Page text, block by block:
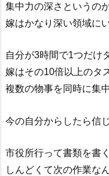
集中力の深さというの
嫁はかなり深い領域に
自分が3時間で1つだけ
嫁はその10倍以上のタ
複数の物事を同時に集
今の自分からしたら信
市役所行って書類を書
しんどくて次の作業な